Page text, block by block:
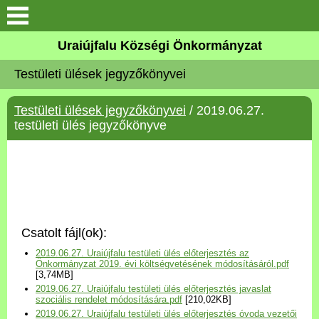
Köszöntő
Elérhetőségek
Uraiújfalu
Választási információk
Versenyképes Járások
Program
Uraiújfalu Községi Önkormányzat
Testületi ülések jegyzőkönyvei
Testületi ülések jegyzőkönyvei / 2019.06.27.
testületi ülés jegyzőkönyve
Csatolt fájl(ok):
2019.06.27. Uraiújfalu testületi ülés előterjesztés az
Önkormányzat 2019. évi költségvetésének módosításáról.pdf
[3,74MB]
2019.06.27. Uraiújfalu testületi ülés előterjesztés javaslat
szociális rendelet módosítására.pdf [210,02KB]
2019.06.27. Uraiújfalu testületi ülés előterjesztés óvoda vezetői